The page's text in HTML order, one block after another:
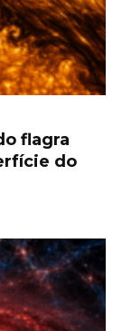
flagra
do